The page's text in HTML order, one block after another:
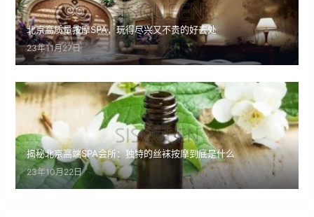
北京高质量按摩SPA，玩得尽兴又不贵的好去处
23年11月27日
揭秘北京高端SPA会所：独特的丝袜按摩到底是什么
23年10月22日